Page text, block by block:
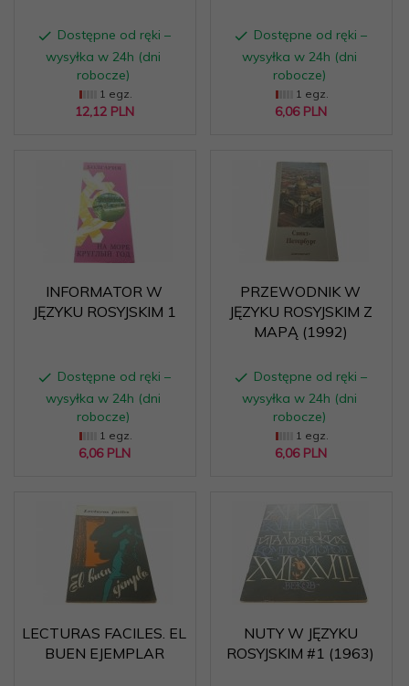
Dostępne od ręki –
wysyłka w 24h (dni
robocze)
1 egz.
12,12 PLN
Dostępne od ręki –
wysyłka w 24h (dni
robocze)
1 egz.
6,06 PLN
INFORMATOR W
JĘZYKU ROSYJSKIM 1
Dostępne od ręki –
wysyłka w 24h (dni
robocze)
1 egz.
6,06 PLN
PRZEWODNIK W
JĘZYKU ROSYJSKIM Z
MAPĄ (1992)
Dostępne od ręki –
wysyłka w 24h (dni
robocze)
1 egz.
6,06 PLN
LECTURAS FACILES. EL
BUEN EJEMPLAR
NUTY W JĘZYKU
ROSYJSKIM #1 (1963)